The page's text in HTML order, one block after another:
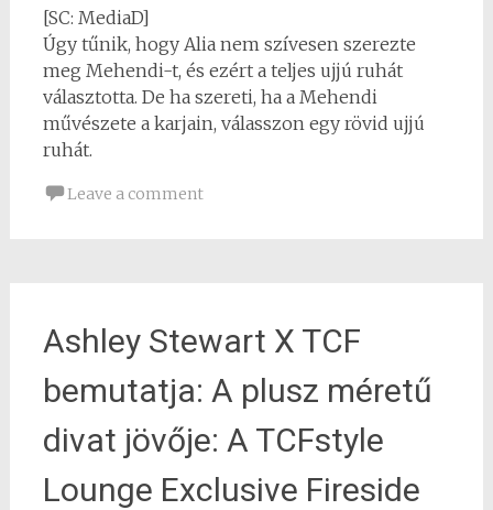
[SC: MediaD]
Úgy tűnik, hogy Alia nem szívesen szerezte
meg Mehendi-t, és ezért a teljes ujjú ruhát
választotta. De ha szereti, ha a Mehendi
művészete a karjain, válasszon egy rövid ujjú
ruhát.
Leave a comment
Ashley Stewart X TCF
bemutatja: A plusz méretű
divat jövője: A TCFstyle
Lounge Exclusive Fireside